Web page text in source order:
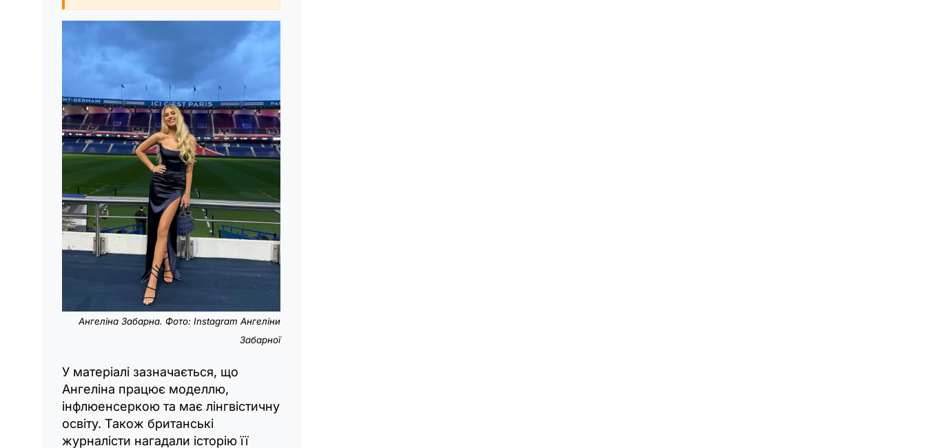
Ангеліна Забарна. Фото: Instagram Ангеліни
Забарної
У матеріалі зазначається, що
Ангеліна працює моделлю,
інфлюенсеркою та має лінгвістичну
освіту. Також британські
журналісти нагадали історію її